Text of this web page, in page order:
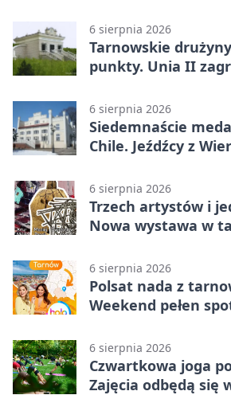
6 sierpnia 2026
Tarnowskie
punkty. Unia II
6 sierpnia 2026
Siedemnaście
Chile. Jeźdźcy z
6 sierpnia 2026
Trzech artystów i
Nowa wystawa w
6 sierpnia 2026
Polsat nada z
Weekend pełen
6 sierpnia 2026
Czwartkowa joga
Zajęcia odbędą się